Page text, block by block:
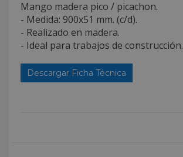
Mango madera pico / picachon.
- Medida: 900x51 mm. (c/d).
- Realizado en madera.
- Ideal para trabajos de construcción.
Descargar Ficha Técnica